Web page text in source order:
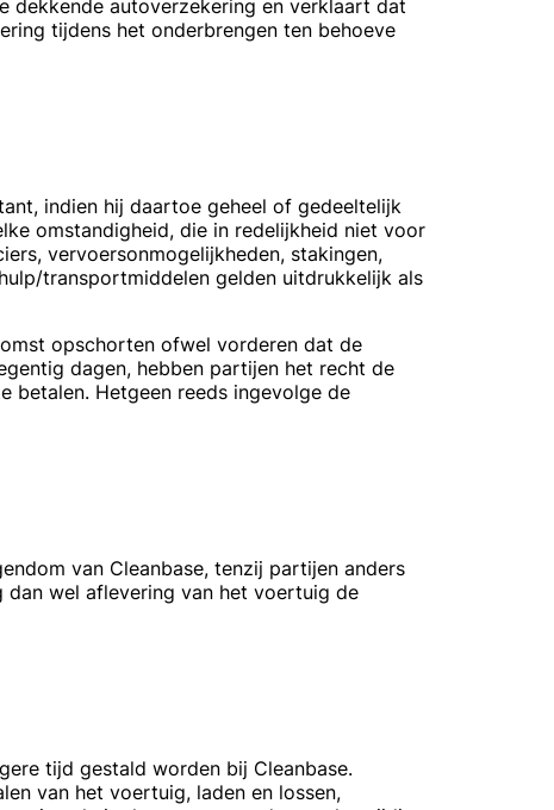
dekkende autoverzekering en verklaart dat
tijdens het onderbrengen ten behoeve
indien hij daartoe geheel of gedeeltelijk
omstandigheid, die in redelijkheid niet voor
vervoersonmogelijkheden, stakingen,
transportmiddelen gelden uitdrukkelijk als
opschorten ofwel vorderen dat de
dagen, hebben partijen het recht de
betalen. Hetgeen reeds ingevolge de
van Cleanbase, tenzij partijen anders
wel aflevering van het voertuig de
tijd gestald worden bij Cleanbase.
van het voertuig, laden en lossen,